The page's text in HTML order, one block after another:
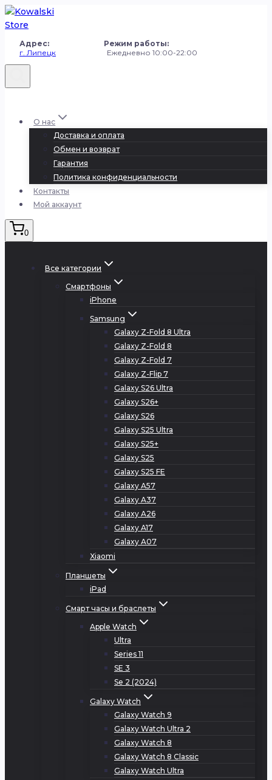
Перейти
к
Адрес: Режим работы:
г. Липецк Ежедневно 10:00-22:00
О нас
Доставка и оплата
Обмен и возврат
Гарантия
Политика конфиденциальности
Контакты
Мой аккаунт
0
Все категории
Смартфоны
iPhone
Samsung
Galaxy Z-Fold 8 Ultra
Galaxy Z-Fold 8
Galaxy Z-Fold 7
Galaxy Z-Flip 7
Galaxy S26 Ultra
Galaxy S26+
Galaxy S26
Galaxy S25 Ultra
Galaxy S25+
Galaxy S25
Galaxy S25 FE
Galaxy A57
Galaxy A37
Galaxy A26
Galaxy A17
Galaxy A07
Xiaomi
Планшеты
iPad
Смарт часы и браслеты
Apple Watch
Ultra
Series 11
SE 3
Se 2 (2024)
Galaxy Watch
Galaxy Watch 9
Galaxy Watch Ultra 2
Galaxy Watch 8
Galaxy Watch 8 Classic
Galaxy Watch Ultra